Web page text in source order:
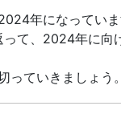
手伝いながら、家
。」